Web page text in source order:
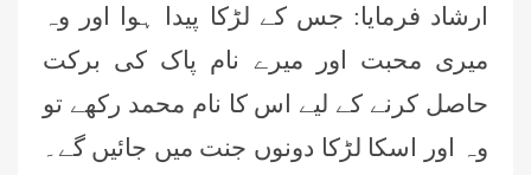
ارشاد فرمایا: جس کے لڑکا پیدا ہوا اور وہ
میری محبت اور میرے نام پاک کی برکت
حاصل کرنے کے لیے اس کا نام محمد رکھے تو
وہ اور اسکا لڑکا دونوں جنت میں جائیں گے۔